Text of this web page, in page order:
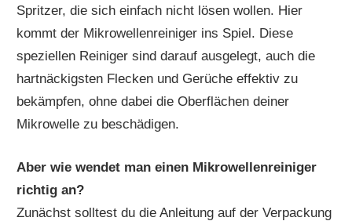
Spritzer, die sich einfach nicht lösen wollen. Hier
kommt der Mikrowellenreiniger ins Spiel. Diese
speziellen Reiniger sind darauf ausgelegt, auch die
hartnäckigsten Flecken und Gerüche effektiv zu
bekämpfen, ohne dabei die Oberflächen deiner
Mikrowelle zu beschädigen.
Aber wie wendet man einen Mikrowellenreiniger
richtig an?
Zunächst solltest du die Anleitung auf der Verpackung